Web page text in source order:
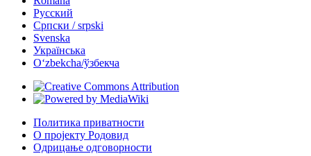
Русский
Српски / srpski
Svenska
Українська
Oʻzbekcha/ўзбекча
Политика приватности
О пројекту Родовид
Одрицање одговорности